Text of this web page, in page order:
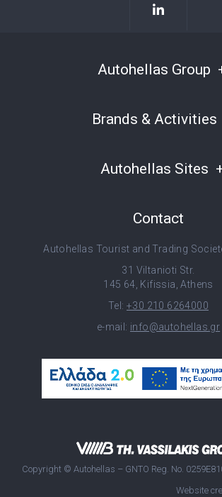
Autohellas Group
Brands & Activities
Autohellas Sites
Contact
Autohellas Tourist and Trading
31 Viltanioti Str.
145 64, Kifissia, Athens
Tel: +30 210 6264000
e-mail: info@autohellas.gr
Copyright © Autohellas – GNTO Reg. No.
Website